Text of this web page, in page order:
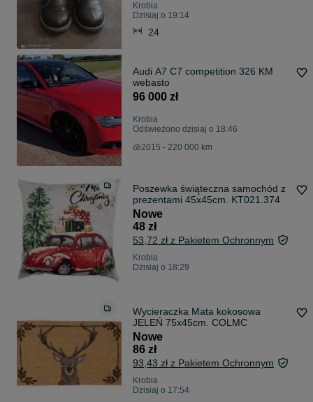
Krobia
Dzisiaj o 19:14
24
Audi A7 C7 competition 326 KM
webasto
96 000 zł
Krobia
Odświeżono dzisiaj o 18:46
2015 - 220 000 km
Poszewka świąteczna samochód z
prezentami 45x45cm. KT021.374
Nowe
48 zł
53,72 zł z Pakietem Ochronnym
Krobia
Dzisiaj o 18:29
Wycieraczka Mata kokosowa
JELEŃ 75x45cm. COLMC
Nowe
86 zł
93,43 zł z Pakietem Ochronnym
Krobia
Dzisiaj o 17:54